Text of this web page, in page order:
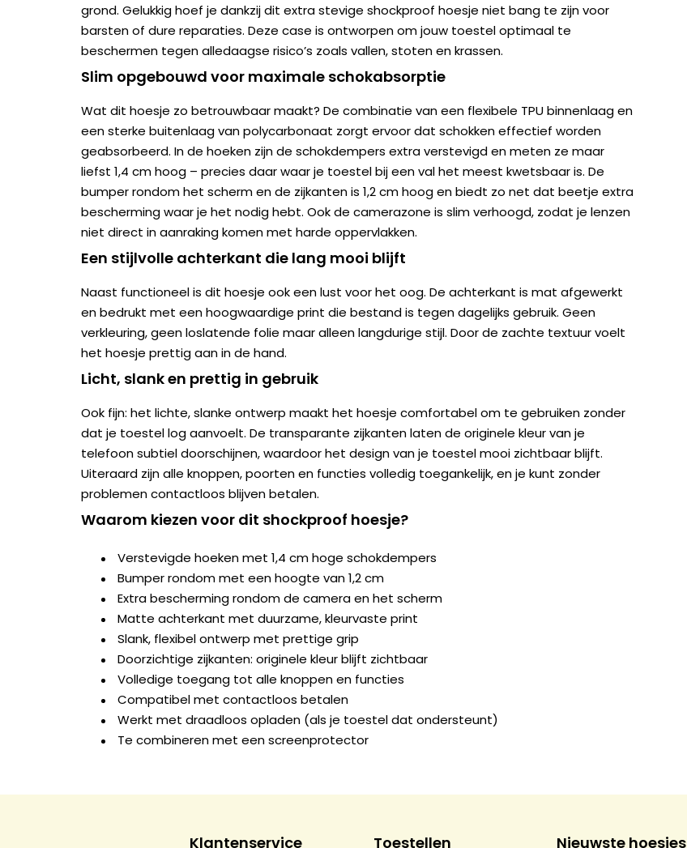
grond. Gelukkig hoef je dankzij dit extra stevige shockproof hoesje niet bang te zijn voor
barsten of dure reparaties. Deze case is ontworpen om jouw toestel optimaal te
beschermen tegen alledaagse risico’s zoals vallen, stoten en krassen.
Slim opgebouwd voor maximale schokabsorptie
Wat dit hoesje zo betrouwbaar maakt? De combinatie van een flexibele TPU binnenlaag en
een sterke buitenlaag van polycarbonaat zorgt ervoor dat schokken effectief worden
geabsorbeerd. In de hoeken zijn de schokdempers extra verstevigd en meten ze maar
liefst 1,4 cm hoog – precies daar waar je toestel bij een val het meest kwetsbaar is. De
bumper rondom het scherm en de zijkanten is 1,2 cm hoog en biedt zo net dat beetje extra
bescherming waar je het nodig hebt. Ook de camerazone is slim verhoogd, zodat je lenzen
niet direct in aanraking komen met harde oppervlakken.
Een stijlvolle achterkant die lang mooi blijft
Naast functioneel is dit hoesje ook een lust voor het oog. De achterkant is mat afgewerkt
en bedrukt met een hoogwaardige print die bestand is tegen dagelijks gebruik. Geen
verkleuring, geen loslatende folie maar alleen langdurige stijl. Door de zachte textuur voelt
het hoesje prettig aan in de hand.
Licht, slank en prettig in gebruik
Ook fijn: het lichte, slanke ontwerp maakt het hoesje comfortabel om te gebruiken zonder
dat je toestel log aanvoelt. De transparante zijkanten laten de originele kleur van je
telefoon subtiel doorschijnen, waardoor het design van je toestel mooi zichtbaar blijft.
Uiteraard zijn alle knoppen, poorten en functies volledig toegankelijk, en je kunt zonder
problemen contactloos blijven betalen.
Waarom kiezen voor dit shockproof hoesje?
Verstevigde hoeken met 1,4 cm hoge schokdempers
Bumper rondom met een hoogte van 1,2 cm
Extra bescherming rondom de camera en het scherm
Matte achterkant met duurzame, kleurvaste print
Slank, flexibel ontwerp met prettige grip
Doorzichtige zijkanten: originele kleur blijft zichtbaar
Volledige toegang tot alle knoppen en functies
Compatibel met contactloos betalen
Werkt met draadloos opladen (als je toestel dat ondersteunt)
Te combineren met een screenprotector
Klantenservice Toestellen Nieuwste hoesjes